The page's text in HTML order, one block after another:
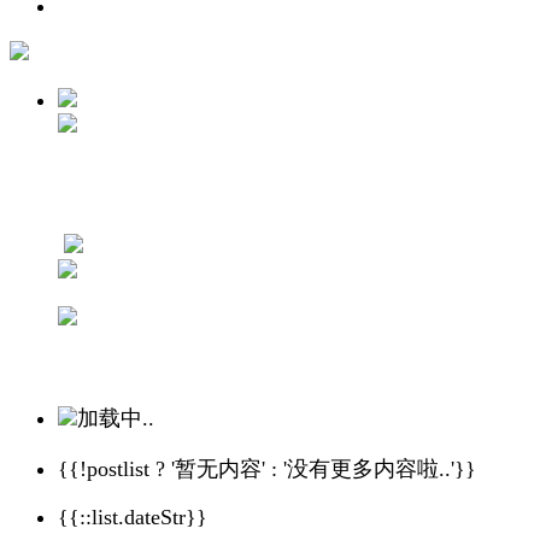
加载中..
{{!postlist ? '暂无内容' : '没有更多内容啦..'}}
{{::list.dateStr}}